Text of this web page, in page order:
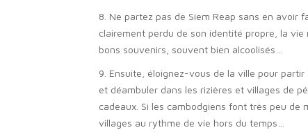
8. Ne partez pas de Siem Reap sans en avoir
clairement perdu de son identité propre, la
bons souvenirs, souvent bien alcoolisés…
9. Ensuite, éloignez-vous de la ville pour
et déambuler dans les rizières et villages de
cadeaux. Si les cambodgiens font très peu de
villages au rythme de vie hors du temps…